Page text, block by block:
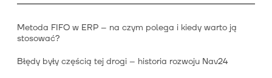
Metoda FIFO w ERP – na czym polega i kiedy warto ją
stosować?
Błędy były częścią tej drogi – historia rozwoju Nav24